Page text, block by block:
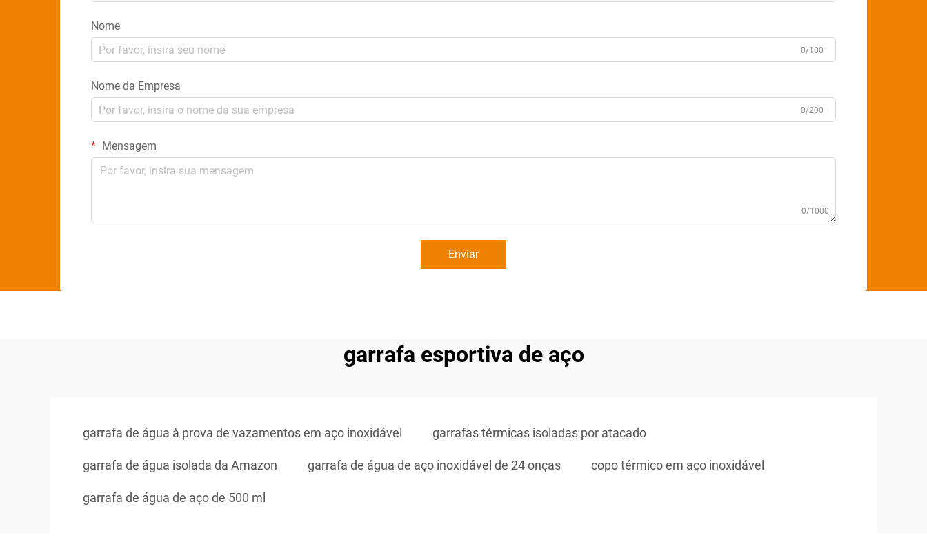
Nome
0/100
Nome da Empresa
0/200
Mensagem
0/1000
Enviar
garrafa esportiva de aço
garrafa de água à prova de vazamentos em aço inoxidável garrafas térmicas isoladas por atacado
garrafa de água isolada da Amazon garrafa de água de aço inoxidável de 24 onças copo térmico em aço inoxidável
garrafa de água de aço de 500 ml